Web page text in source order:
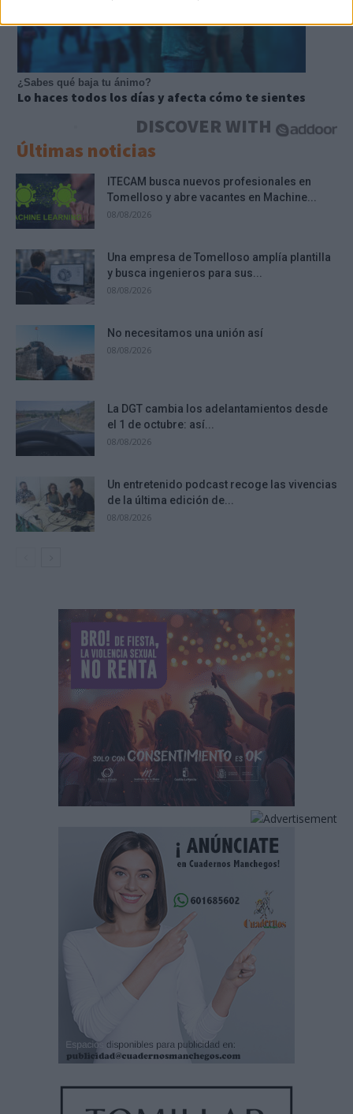
¿Sabes qué baja tu ánimo?
Lo haces todos los días y afecta cómo te sientes
DISCOVER WITH
Últimas noticias
ITECAM busca nuevos profesionales en
Tomelloso y abre vacantes en Machine...
08/08/2026
Una empresa de Tomelloso amplía plantilla
y busca ingenieros para sus...
08/08/2026
No necesitamos una unión así
08/08/2026
La DGT cambia los adelantamientos desde
el 1 de octubre: así...
08/08/2026
Un entretenido podcast recoge las vivencias
de la última edición de...
08/08/2026